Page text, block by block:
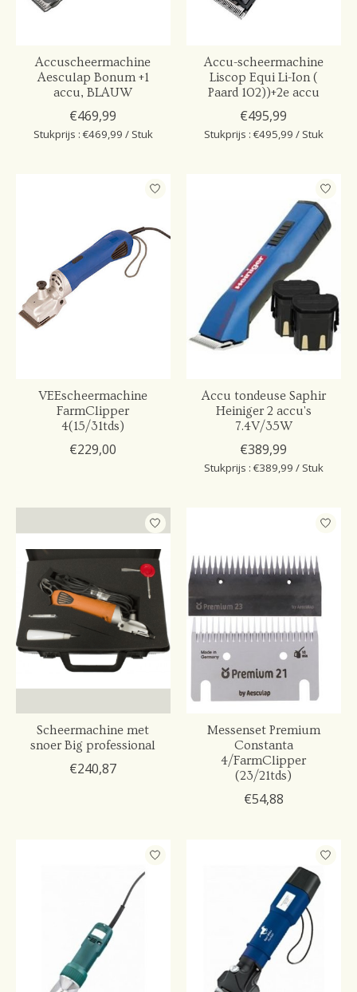
Accuscheermachine
Aesculap Bonum +1
accu, BLAUW
€469,99
Stukprijs : €469,99 / Stuk
Accu-scheermachine
Liscop Equi Li-Ion (
Paard 102))+2e accu
€495,99
Stukprijs : €495,99 / Stuk
VEEscheermachine
FarmClipper
4(15/31tds)
€229,00
Accu tondeuse Saphir
Heiniger 2 accu's
7.4V/35W
€389,99
Stukprijs : €389,99 / Stuk
Scheermachine met
snoer Big professional
€240,87
Messenset Premium
Constanta
4/FarmClipper
(23/21tds)
€54,88